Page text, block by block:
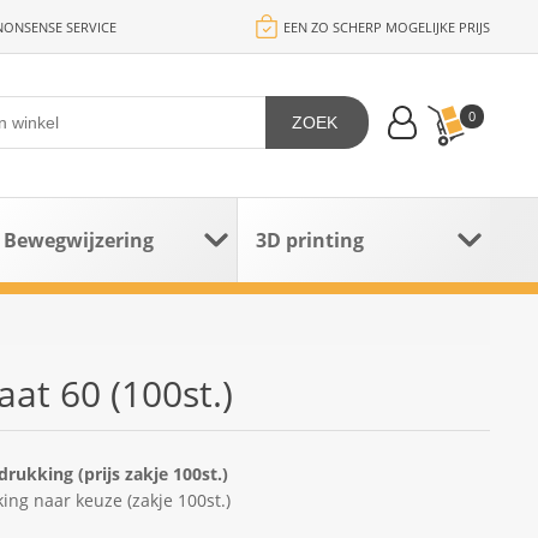
SERVICE EEN ZO SCHERP MOGELIJKE PRIJS
0
ZOEK
Bewegwijzering 3D printing
60 (100st.)
(prijs zakje 100st.)
naar keuze (zakje 100st.)